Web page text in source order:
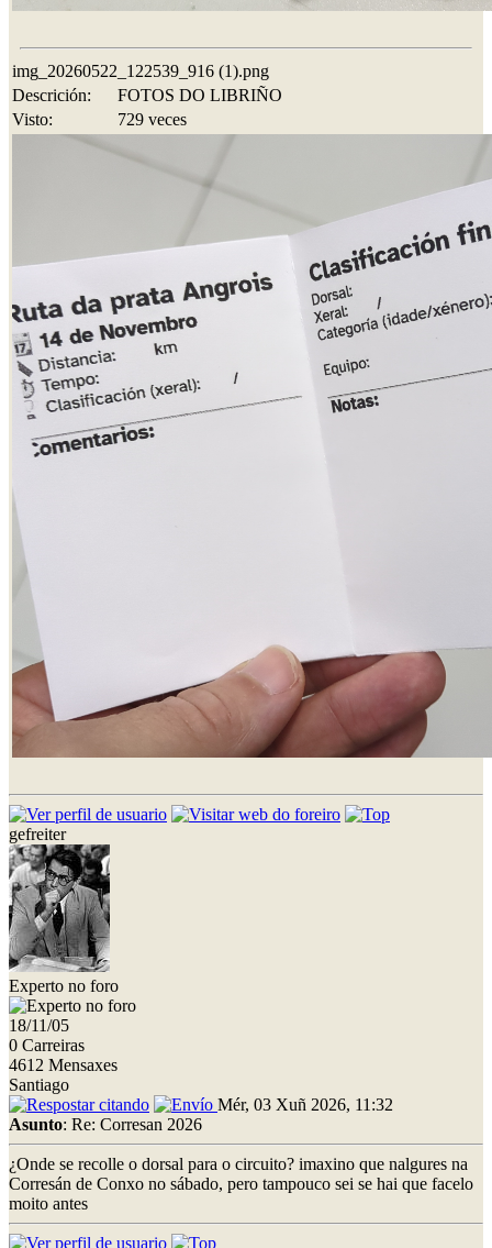
img_20260522_122539_916 (1).png
Descrición:
FOTOS DO LIBRIÑO
Visto:
729 veces
gefreiter
Experto no foro
18/11/05
0 Carreiras
4612 Mensaxes
Santiago
Mér, 03 Xuñ 2026, 11:32
Asunto: Re: Corresan 2026
¿Onde se recolle o dorsal para o circuito? imaxino que nalgures na
Corresán de Conxo no sábado, pero tampouco sei se hai que facelo
moito antes